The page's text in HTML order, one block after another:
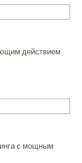
действием
с мощным